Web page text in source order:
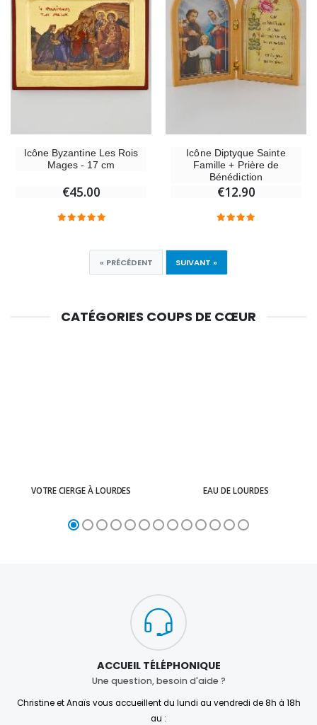
Icône Byzantine Les Rois
Mages - 17 cm
€45.00
Icône Diptyque Sainte
Famille + Prière de
Bénédiction
€12.90
« PRÉCÉDENT SUIVANT »
CATÉGORIES COUPS DE CŒUR
VOTRE CIERGE À LOURDES EAU DE LOURDES
ACCUEIL TÉLÉPHONIQUE
Une question, besoin d'aide ?
Christine et Anaïs vous accueillent du lundi au vendredi de 8h à 18h
au :